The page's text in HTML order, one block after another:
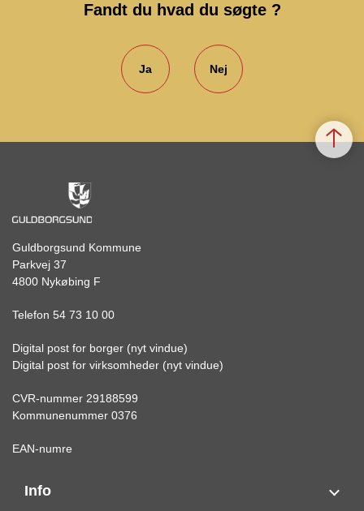
Fandt du hvad du søgte ?
Ja Nej
Guldborgsund Kommune
Parkvej 37
4800 Nykøbing F
Telefon 54 73 10 00
Digital post for borger (nyt vindue)
Digital post for virksomheder (nyt vindue)
CVR-nummer 29188599
Kommunenummer 0376
EAN-numre
Info